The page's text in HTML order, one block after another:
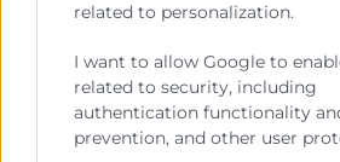
related to personalization.
I want to allow Google to
related to security, including
authentication functionality
prevention, and other user
Contacto
Sede Central